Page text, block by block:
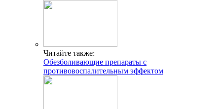
Читайте также:
Обезболивающие препараты с
противовоспалительным эффектом